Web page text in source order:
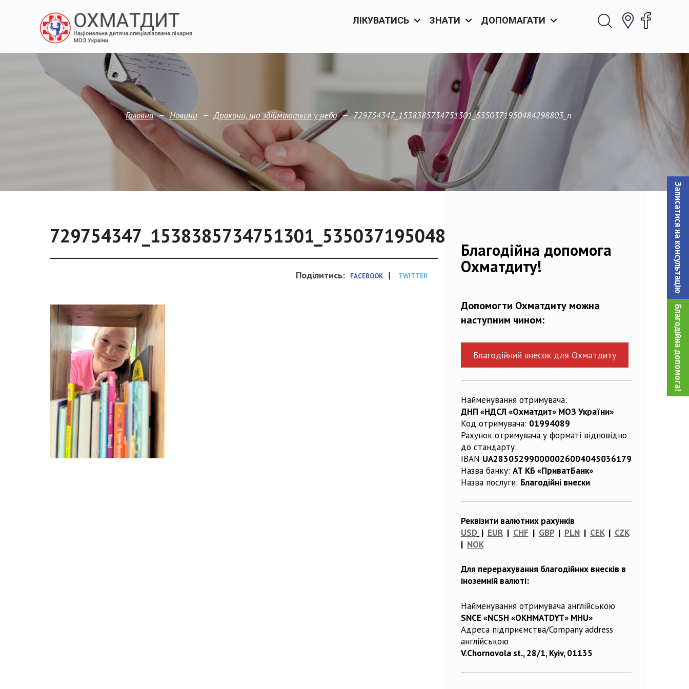
Записатися на консультацiю
Благодійна допомога!
ЛІКУВАТИСЬ ЗНАТИ ДОПОМАГАТИ
Головна — Новини — Дракони, що здіймаються у небо — 729754347_1538385734751301_5350371950484298803_n
729754347_1538385734751301_5350371950484298803_n
Поділитись: FACEBOOK | TWITTER
Благодійна допомога
Охматдиту!
Допомогти Охматдиту можна
наступним чином:
Благодійний внесок для Охматдиту
Найменування отримувача:
ДНП «НДСЛ «Охматдит» МОЗ України»
Код отримувача: 01994089
Рахунок отримувача у форматі відповідно
до стандарту:
IBAN UA283052990000026004045036179
Назва банку: АТ КБ «ПриватБанк»
Назва послуги: Благодійні внески
Реквізити валютних рахунків
USD | EUR| CHF | GBP| PLN| CEK| CZK
| NOK
Для перерахування благодійних внесків в
іноземній валюті:
Найменування отримувача англійською
SNCE «NCSH «OKHMATDYT» MHU»
Адреса підприємства/Company address
англійською
V.Chornovola st., 28/1, Kyiv, 01135